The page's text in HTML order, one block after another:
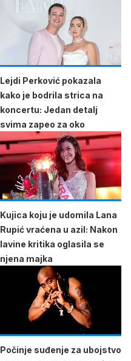
Lejdi Perković pokazala
kako je bodrila strica na
koncertu: Jedan detalj
svima zapeo za oko
Kujica koju je udomila Lana
Rupić vraćena u azil: Nakon
lavine kritika oglasila se
njena majka
Počinje suđenje za ubojstvo